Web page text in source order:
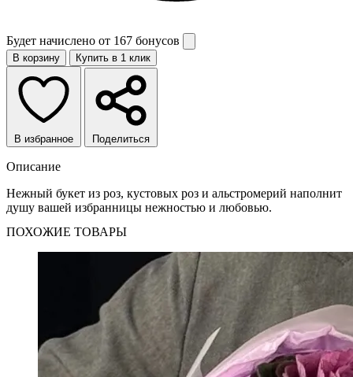
Будет начислено от 167 бонусов
В корзину Купить в 1 клик
В избранное Поделиться
Описание
Нежный букет из роз, кустовых роз и альстромерий наполнит
душу вашей избранницы нежностью и любовью.
ПОХОЖИЕ ТОВАРЫ